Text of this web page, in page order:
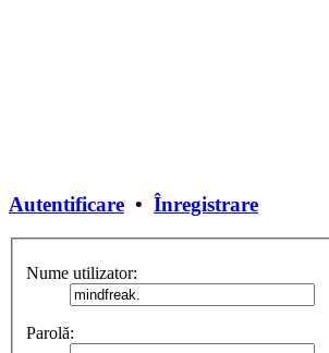
Autentificare • Înregistrare
Nume utilizator:
Parolă: